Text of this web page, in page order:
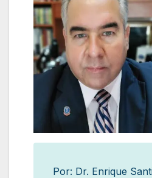
Por: Dr. Enrique